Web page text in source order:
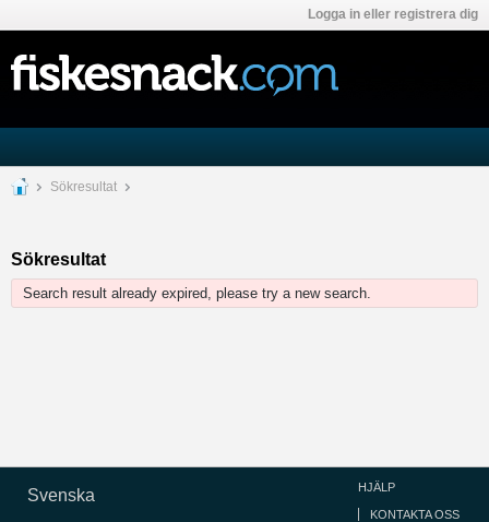
Logga in eller registrera dig
Sökresultat
Sökresultat
Search result already expired, please try a new search.
Svenska HJÄLP
KONTAKTA OSS